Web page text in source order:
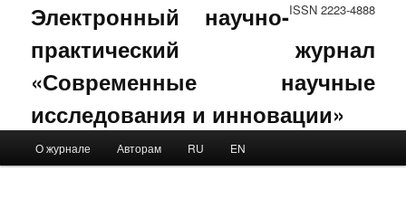
ISSN 2223-4888
Электронный научно-
практический журнал
«Современные научные
исследования и инновации»
Skip to primary content
Skip to secondary content
О журнале Авторам RU EN